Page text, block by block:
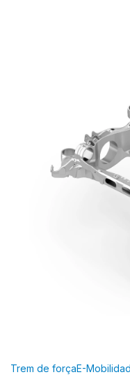
Trem de forçaE-